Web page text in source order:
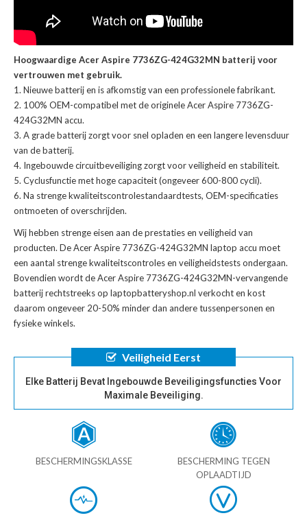
Hoogwaardige Acer Aspire 7736ZG-424G32MN batterij voor
vertrouwen met gebruik.
Nieuwe batterij en is afkomstig van een professionele fabrikant.
100% OEM-compatibel met deoriginele Acer Aspire 7736ZG-
424G32MN accu.
A grade batterij zorgt voor snel opladen en een langere levensduur
van de batterij.
Ingebouwde circuitbeveiliging zorgt voor veiligheid en stabiliteit.
Cyclusfunctie met hoge capaciteit (ongeveer 600-800 cycli).
Na strenge kwaliteitscontrolestandaardtests, OEM-specificaties
ontmoeten of overschrijden.
Wij hebben strenge eisen aan de prestaties en veiligheid van
producten. DeAcer Aspire 7736ZG-424G32MN laptop accu moet
een aantal strenge kwaliteitscontroles en veiligheidstests ondergaan.
Bovendien wordt deAcer Aspire 7736ZG-424G32MN-vervangende
batterijrechtstreeks op laptopbatteryshop.nl verkocht en kost
daarom ongeveer 20-50% minder dan andere tussenpersonen en
fysieke winkels.
Veiligheid Eerst
Elke Batterij Bevat Ingebouwde Beveiligingsfuncties Voor
Maximale Beveiliging.
BESCHERMINGSKLASSE
BESCHERMING TEGEN
OPLAADTIJD